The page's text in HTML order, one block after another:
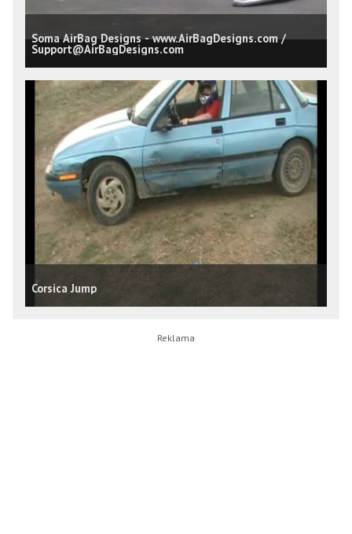
Soma AirBag Designs - www.AirBagDesigns.com /
Support@AirBagDesigns.com
Corsica Jump